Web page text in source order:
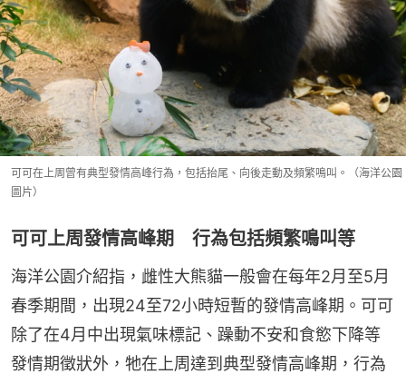
可可在上周曾有典型發情高峰行為，包括抬尾、向後走動及頻繁鳴叫。（海洋公園
圖片）
可可上周發情高峰期 行為包括頻繁鳴叫等
海洋公園介紹指，雌性大熊貓一般會在每年2月至5月
春季期間，出現24至72小時短暫的發情高峰期。可可
除了在4月中出現氣味標記、躁動不安和食慾下降等
發情期徵狀外，牠在上周達到典型發情高峰期，行為